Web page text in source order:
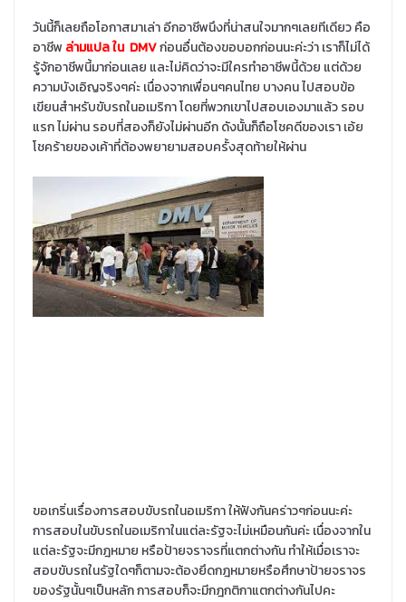
วันนี้ก็เลยถือโอกาสมาเล่า อีกอาชีพนึงที่น่าสนใจมากๆเลยทีเดียว คือ
อาชีพ ล่ามแปล ใน DMVก่อนอื่นต้องขอบอกก่อนนะค่ะว่า เราก็ไม่ได้
รู้จักอาชีพนี้มาก่อนเลย และไม่คิดว่าจะมีใครทำอาชีพนี้ด้วย แต่ด้วย
ความบังเอิญจริงๆค่ะ เนื่องจากเพื่อนๆคนไทย บางคน ไปสอบข้อ
เขียนสำหรับขับรถในอเมริกา โดยที่พวกเขาไปสอบเองมาแล้ว รอบ
แรก ไม่ผ่าน รอบที่สองก็ยังไม่ผ่านอีก ดังนั้นก็ถือโชคดีของเรา เอ้ย
โชคร้ายของเค้าที่ต้องพยายามสอบครั้งสุดท้ายให้ผ่าน
ขอเกริ่นเรื่องการสอบขับรถในอเมริกา ให้ฟังกันคร่าวๆก่อนนะค่ะ
การสอบในขับรถในอเมริกาในแต่ละรัฐจะไม่เหมือนกันค่ะ เนื่องจากใน
แต่ละรัฐจะมีกฎหมาย หรือป้ายจราจรที่แตกต่างกัน ทำให้เมื่อเราจะ
สอบขับรถในรัฐใดๆก็ตามจะต้องยึดกฎหมายหรือศึกษาป้ายจราจร
ของรัฐนั้นๆเป็นหลัก การสอบก็จะมีกฎกติกาแตกต่างกันไปคะ